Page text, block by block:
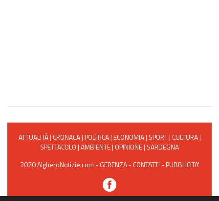
ATTUALITÀ| CRONACA|POLITICA|ECONOMIA| SPORT| CULTURA|
SPETTACOLO|AMBIENTE| OPINIONE| SARDEGNA
2020 AlgheroNotizie.com - GERENZA- CONTATTI -PUBBLICITA'